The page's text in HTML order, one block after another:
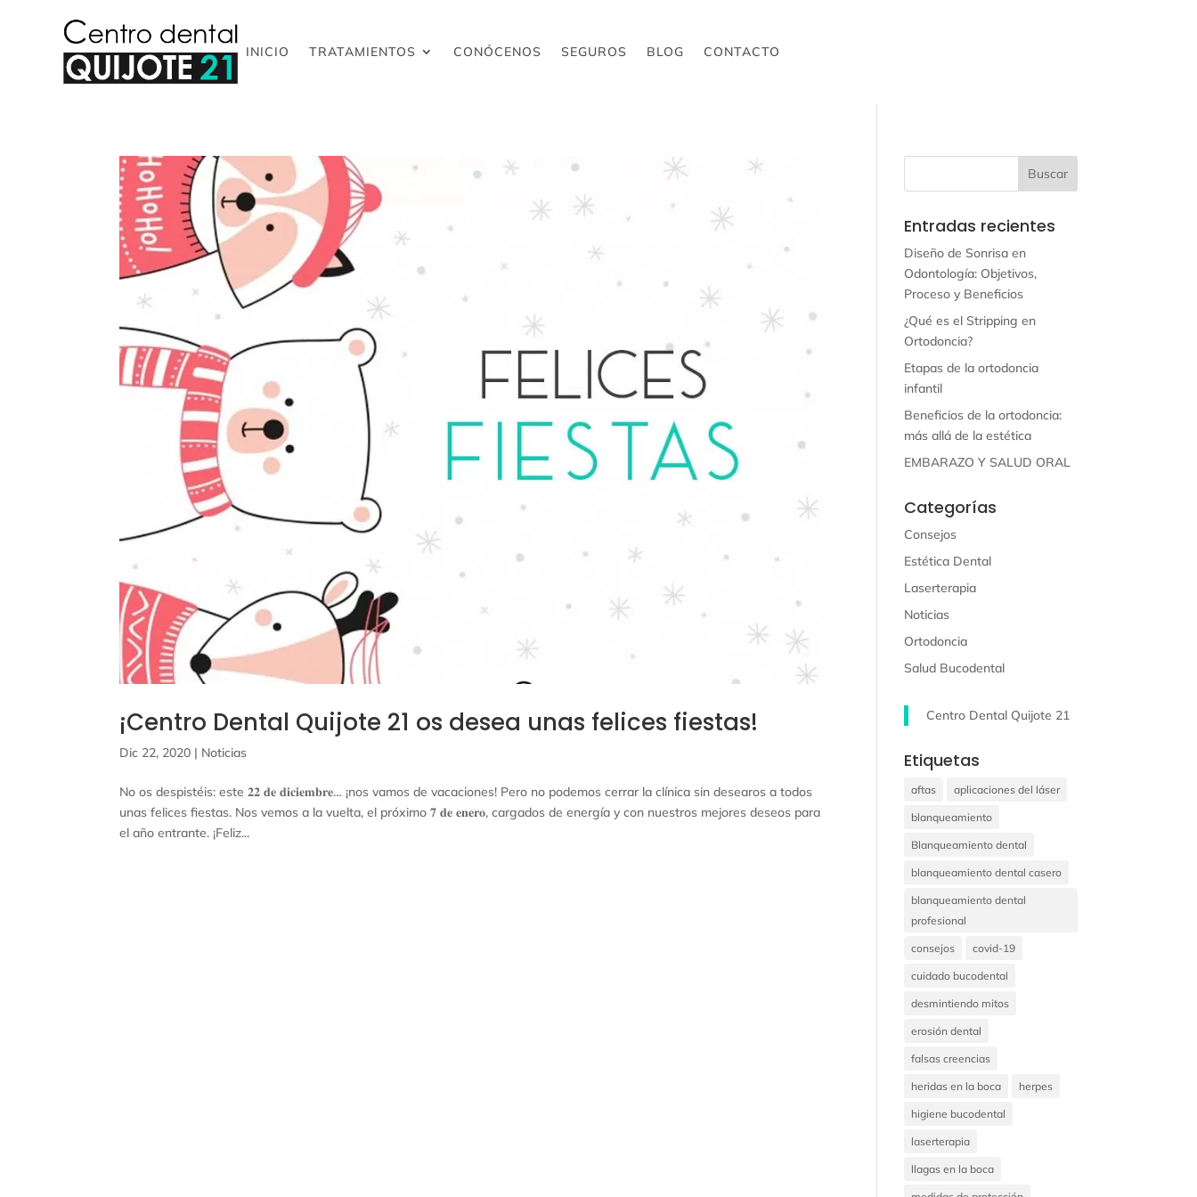
INICIO TRATAMIENTOS CONÓCENOS SEGUROS BLOG CONTACTO
¡Centro Dental Quijote 21 os desea unas felices fiestas!
Dic 22, 2020 | Noticias
No os despistéis: este 𝟐𝟐 𝐝𝐞 𝐝𝐢𝐜𝐢𝐞𝐦𝐛𝐫𝐞… ¡nos vamos de vacaciones! Pero no podemos cerrar la clínica sin desearos a todos
unas felices fiestas. Nos vemos a la vuelta, el próximo 𝟕 𝐝𝐞 𝐞𝐧𝐞𝐫𝐨, cargados de energía y con nuestros mejores deseos para
el año entrante. ¡Feliz...
Entradas recientes
Diseño de Sonrisa en
Odontología: Objetivos,
Proceso y Beneficios
¿Qué es el Stripping en
Ortodoncia?
Etapas de la ortodoncia
infantil
Beneficios de la ortodoncia:
más allá de la estética
EMBARAZO Y SALUD ORAL
Categorías
Consejos
Estética Dental
Laserterapia
Noticias
Ortodoncia
Salud Bucodental
Centro Dental Quijote 21
Etiquetas
aftas aplicaciones del láser
blanqueamiento
Blanqueamiento dental
blanqueamiento dental casero
blanqueamiento dental
profesional
consejos covid-19
cuidado bucodental
desmintiendo mitos
erosión dental
falsas creencias
heridas en la boca herpes
higiene bucodental
laserterapia
llagas en la boca